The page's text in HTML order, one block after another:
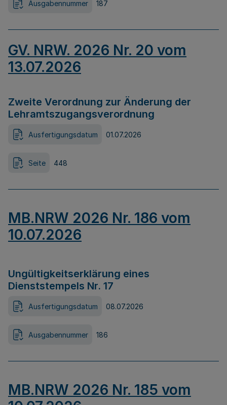
Ausgabennummer 187
GV. NRW. 2026 Nr. 20 vom
13.07.2026
Zweite Verordnung zur Änderung der
Lehramtszugangsverordnung
Ausfertigungsdatum 01.07.2026
Seite 448
MB.NRW 2026 Nr. 186 vom
10.07.2026
Ungültigkeitserklärung eines
Dienststempels Nr. 17
Ausfertigungsdatum 08.07.2026
Ausgabennummer 186
MB.NRW 2026 Nr. 185 vom